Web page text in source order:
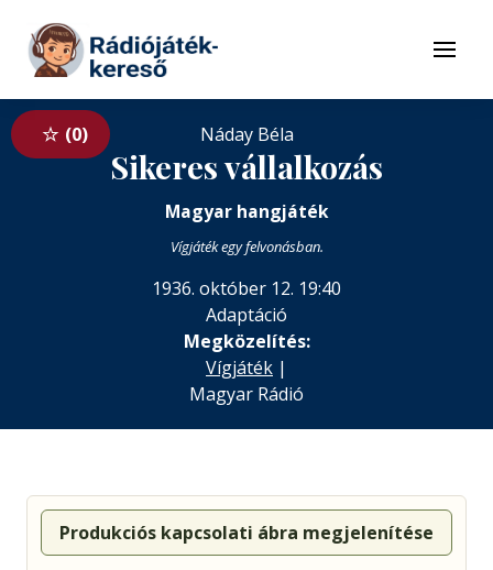
Tovább a tartalomhoz
Menü
0 Náday Béla
Sikeres vállalkozás
Magyar hangjáték
Vígjáték egy felvonásban.
1936. október 12. 19:40
Adaptáció
Megközelítés:
Vígjáték |
Magyar Rádió
Produkciós kapcsolati ábra megjelenítése